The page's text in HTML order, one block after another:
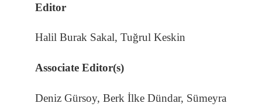
Editor
Halil Burak Sakal, Tuğrul Keskin
Associate Editor(s)
Deniz Gürsoy, Berk İlke Dündar, Sümeyra